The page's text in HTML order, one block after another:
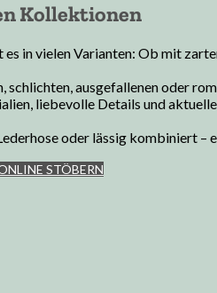
Kollektionen
in vielen Varianten: Ob mit
schlichten, ausgefallenen oder
liebevolle Details und
oder lässig kombiniert –
STÖBERN